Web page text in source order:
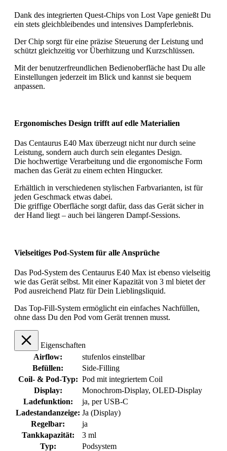
Dank des integrierten Quest-Chips von Lost Vape genießt Du
ein stets gleichbleibendes und intensives Dampferlebnis.
Der Chip sorgt für eine präzise Steuerung der Leistung und
schützt gleichzeitig vor Überhitzung und Kurzschlüssen.
Mit der benutzerfreundlichen Bedienoberfläche hast Du alle
Einstellungen jederzeit im Blick und kannst sie bequem
anpassen.
Ergonomisches Design trifft auf edle Materialien
Das Centaurus E40 Max überzeugt nicht nur durch seine
Leistung, sondern auch durch sein elegantes Design.
Die hochwertige Verarbeitung und die ergonomische Form
machen das Gerät zu einem echten Hingucker.
Erhältlich in verschiedenen stylischen Farbvarianten, ist für
jeden Geschmack etwas dabei.
Die griffige Oberfläche sorgt dafür, dass das Gerät sicher in
der Hand liegt – auch bei längeren Dampf-Sessions.
Vielseitiges Pod-System für alle Ansprüche
Das Pod-System des Centaurus E40 Max ist ebenso vielseitig
wie das Gerät selbst. Mit einer Kapazität von 3 ml bietet der
Pod ausreichend Platz für Dein Lieblingsliquid.
Das Top-Fill-System ermöglicht ein einfaches Nachfüllen,
ohne dass Du den Pod vom Gerät trennen musst.
Eigenschaften
Airflow:
stufenlos einstellbar
Befüllen:
Side-Filling
Coil- & Pod-Typ: Pod mit integriertem Coil
Display:
Monochrom-Display, OLED-Display
Ladefunktion:
ja, per USB-C
Ladestandanzeige: Ja (Display)
Regelbar:
ja
Tankkapazität:
3 ml
Typ:
Podsystem